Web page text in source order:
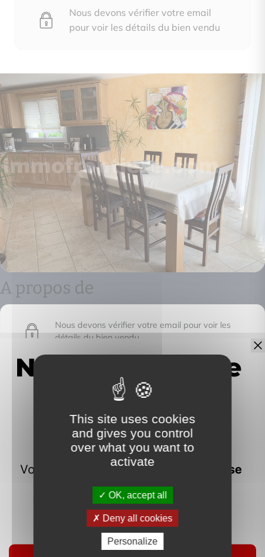
Nous devons vérifier votre email
pour voir les détails du bien vendu
A propos de
Nous devons vérifier votre email pour voir les
détails du bien vendu
IMMOFRONTIERE
17C chemin des huches -
74100 Vétraz-Monthoux
This site uses cookies
and gives you control
over what you want to
activate
OK, accept all
Deny all cookies
Personalize